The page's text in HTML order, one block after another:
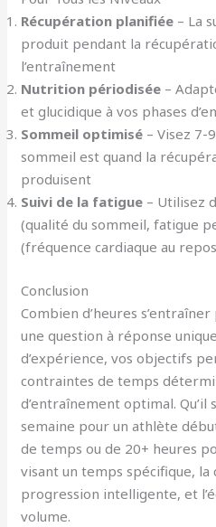
Récupération planifiée – La
produit pendant la
l’entraînement
Nutrition périodisée –
et glucidique à vos phases
Sommeil optimisé – Visez 7-
sommeil est quand la
produisent
Suivi de la fatigue – Utilisez
(qualité du sommeil, fatigue
(fréquence cardiaque au
Conclusion
Combien d’heures
une question à réponse
d’expérience, vos objectifs
contraintes de temps
d’entraînement optimal. Qu’il
semaine pour un athlète
de temps ou de 20+ heures
visant un temps spécifique, la
progression intelligente, et
volume.